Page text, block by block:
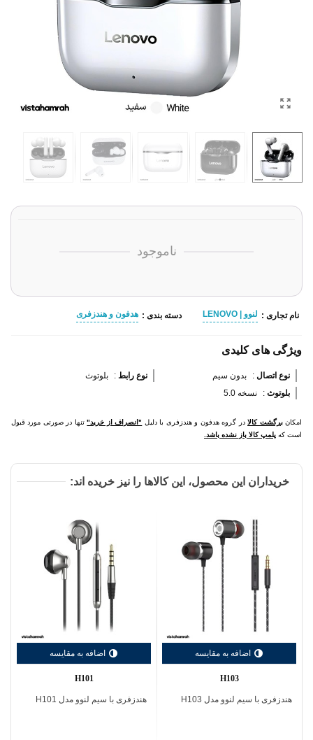
ناموجود
نام تجاری : لنوو | LENOVO دسته بندی : هدفون و هندزفری
ویژگی های کلیدی
نوع اتصال : بدون سیم نوع رابط :
بلوتوث
بلوتوث : نسخه 5.0
امکانبرگشت کالادر گروه هدفون و هندزفری با دلیل "انصراف از خرید"تنها در صورتی مورد قبول
است که پلمپ کالا باز نشده باشد.
خریداران این محصول، این کالاها را نیز خریده اند:
اضافه به مقایسه
H103
هندزفری با‌ سیم لنوو مدل H103
اضافه به مقایسه
H101
هندزفری با‌ سیم لنوو مدل H101